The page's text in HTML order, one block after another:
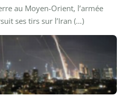
au Moyen-Orient, l’armée
ses tirs sur l’Iran (…)